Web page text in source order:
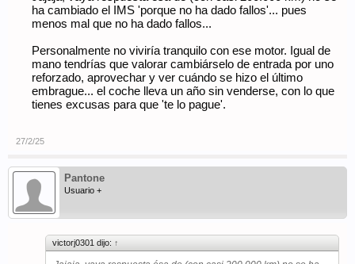
ha cambiado el IMS 'porque no ha dado fallos'... pues
menos mal que no ha dado fallos...
Personalmente no viviría tranquilo con ese motor. Igual de
mano tendrías que valorar cambiárselo de entrada por uno
reforzado, aprovechar y ver cuándo se hizo el último
embrague... el coche lleva un año sin venderse, con lo que
tienes excusas para que 'te lo pague'.
27/2/25
Pantone
Usuario +
victorj0301 dijo: ↑